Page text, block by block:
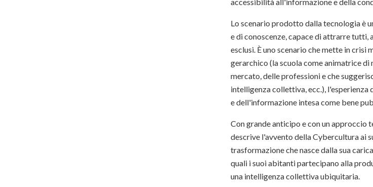
Lo scenario prodotto dalla tecnologia è
e di conoscenze, capace di attrarre tutti,
esclusi. È uno scenario che mette in
gerarchico (la scuola come animatrice
mercato, delle professioni e che
intelligenza collettiva, ecc.),
e dell'informazione intesa come bene
Con grande anticipo e con un
descrive l'avvento della Cybercultura ai
trasformazione che nasce dalla sua
quali i suoi abitanti partecipano alla
una intelligenza collettiva ubiquitaria.